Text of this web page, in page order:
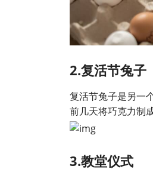
2.复活节兔子
复活节兔子是另一
前几天将巧克力制
3.教堂仪式